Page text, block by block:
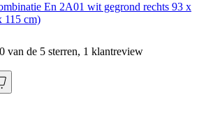
En 2A01 wit gegrond rechts 93 x
115 cm)
van de 5 sterren, 1 klantreview